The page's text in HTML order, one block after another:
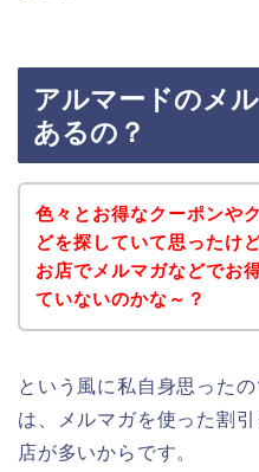
アルマードのメ
あるの？
色々とお得なクーポンや
どを探していて思ったけ
お店でメルマガなどでお
ていないのかな～？
という風に私自身思った
は、メルマガを使った割
店が多いからです。